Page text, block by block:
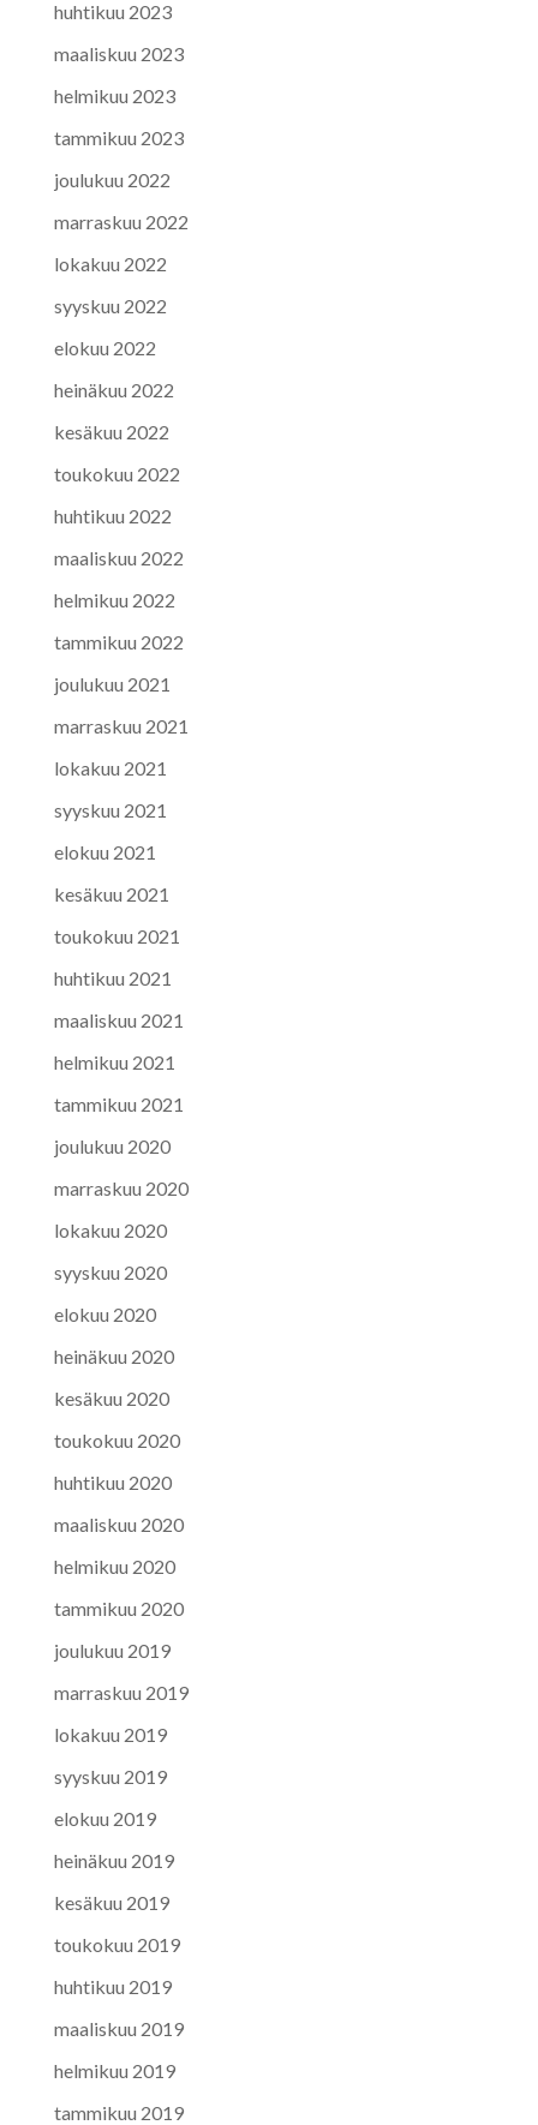
huhtikuu 2023
maaliskuu 2023
helmikuu 2023
tammikuu 2023
joulukuu 2022
marraskuu 2022
lokakuu 2022
syyskuu 2022
elokuu 2022
heinäkuu 2022
kesäkuu 2022
toukokuu 2022
huhtikuu 2022
maaliskuu 2022
helmikuu 2022
tammikuu 2022
joulukuu 2021
marraskuu 2021
lokakuu 2021
syyskuu 2021
elokuu 2021
kesäkuu 2021
toukokuu 2021
huhtikuu 2021
maaliskuu 2021
helmikuu 2021
tammikuu 2021
joulukuu 2020
marraskuu 2020
lokakuu 2020
syyskuu 2020
elokuu 2020
heinäkuu 2020
kesäkuu 2020
toukokuu 2020
huhtikuu 2020
maaliskuu 2020
helmikuu 2020
tammikuu 2020
joulukuu 2019
marraskuu 2019
lokakuu 2019
syyskuu 2019
elokuu 2019
heinäkuu 2019
kesäkuu 2019
toukokuu 2019
huhtikuu 2019
maaliskuu 2019
helmikuu 2019
tammikuu 2019